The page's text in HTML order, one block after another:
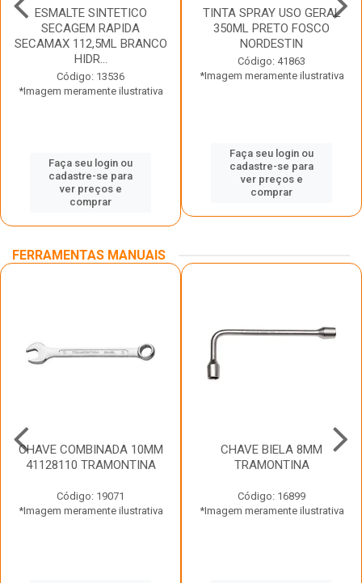
ESMALTE SINTETICO
SECAGEM RAPIDA
SECAMAX 112,5ML BRANCO
HIDR...
Código: 13536
*Imagem meramente ilustrativa
Faça seu login ou
cadastre-se para
ver preços e
comprar
TINTA SPRAY USO GERAL
350ML PRETO FOSCO
NORDESTIN
Código: 41863
*Imagem meramente ilustrativa
Faça seu login ou
cadastre-se para
ver preços e
comprar
FERRAMENTAS MANUAIS
CHAVE COMBINADA 10MM
41128110 TRAMONTINA
Código: 19071
*Imagem meramente ilustrativa
CHAVE BIELA 8MM
TRAMONTINA
Código: 16899
*Imagem meramente ilustrativa